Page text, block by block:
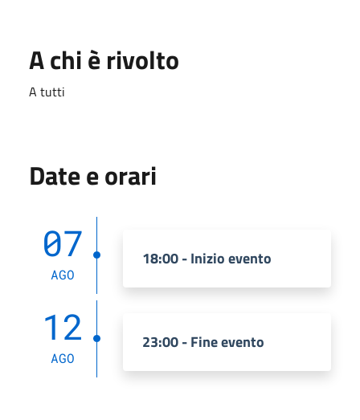
A chi è rivolto
A tutti
Date e orari
07
AGO
18:00 - Inizio evento
12
AGO
23:00 - Fine evento